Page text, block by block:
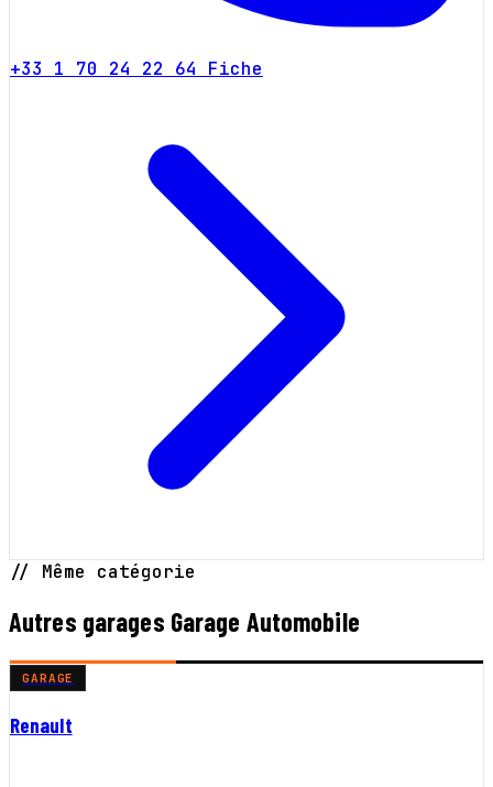
+33 1 70 24 22 64 Fiche
// Même catégorie
Autres garages Garage Automobile
GARAGE
Renault